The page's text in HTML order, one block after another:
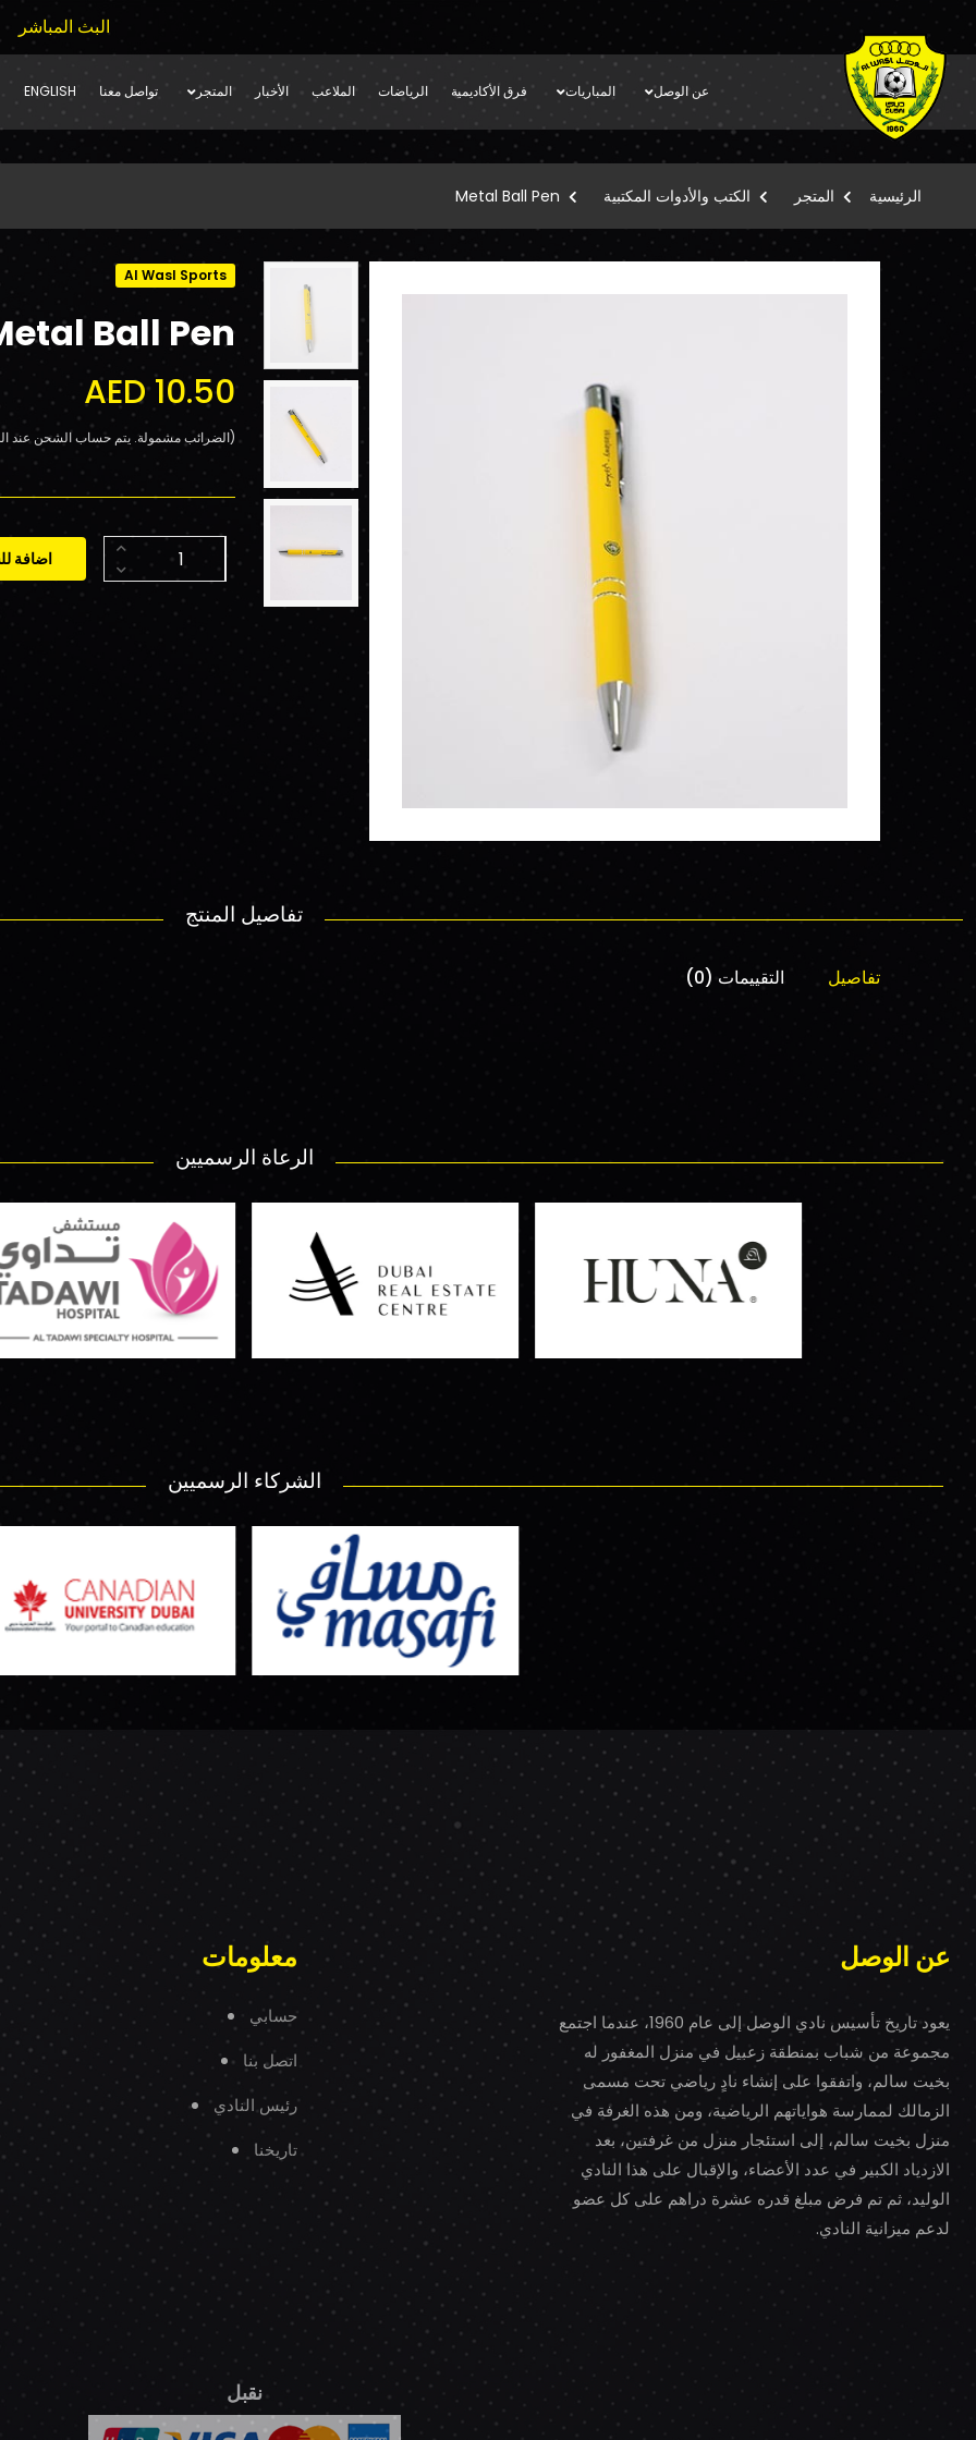
البث المباشر
عن الوصل المباريات فرق الأكاديمية الرياضات الملاعب الأخبار المتجر تواصل معنا ENGLISH
الرئيسية المتجر الكتب والأدوات المكتبية Metal Ball Pen
Al Wasl Sports
Ball Pen
AED 10.50
(الضرائب مشمولة. يتم حساب الشحن عند
اضافة
تفاصيل المنتج
تفاصيل التقييمات (0)
الرعاة الرسميين
الشركاء الرسميين
عن الوصل
يعود تاريخ تأسيس نادي الوصل إلى عام 1960، عندما اجتمع
مجموعة من شباب بمنطقة زعبيل في منزل المغفور له
بخيت سالم، واتفقوا على إنشاء نادٍ رياضي تحت مسمى
الزمالك لممارسة هواياتهم الرياضية، ومن هذه الغرفة في
منزل بخيت سالم، إلى استئجار منزل من غرفتين، بعد
الازدياد الكبير في عدد الأعضاء، والإقبال على هذا النادي
الوليد، ثم تم فرض مبلغ قدره عشرة دراهم على كل عضو
لدعم ميزانية النادي.
معلومات
حسابي
اتصل بنا
رئيس النادي
تاريخنا
نقبل